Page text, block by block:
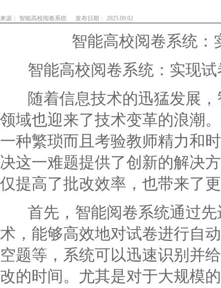
来源： 智能高校阅卷系统 发布日期： 2025.09.02
智能高校阅卷系统：
智能高校阅卷系统：实现试
随着信息技术的迅猛发展，
领域也迎来了技术变革的浪潮
一种繁琐而且考验教师精力和
决这一难题提供了创新的解决
仅提高了批改效率，也带来了
首先，智能阅卷系统通过先
术，能够高效地对试卷进行自
空题等，系统可以迅速识别并
改的时间。尤其是对于大规模